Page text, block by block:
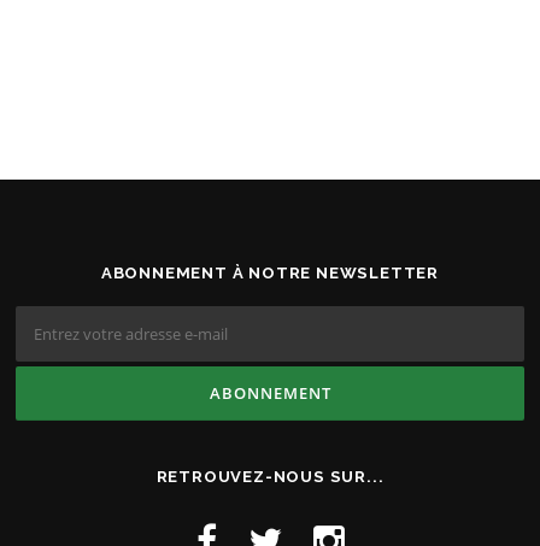
ABONNEMENT À NOTRE NEWSLETTER
RETROUVEZ-NOUS SUR...